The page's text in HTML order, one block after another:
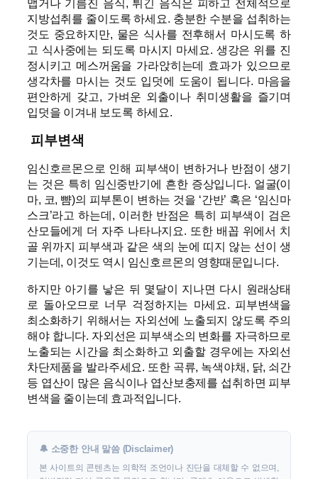
맵거나 기름진 음식, 튀긴 음식은 피하고 전체적으로
지방섭취를 줄이도록 하세요. 충분한 수분을 섭취하는
것도 중요하지만, 물은 식사를 전후해서 마시도록 하
고 식사중에는 되도록 마시지 마세요. 생강은 위를 진
정시키고 메스꺼움을 가라앉히는데 효과가 있으므로
생각차를 마시는 것도 입덧에 도움이 됩니다. 마음을
편안하게 갖고, 가벼운 외출이나 취미생활을 즐기며
입덧을 이겨내 보도록 하세요.
피부변색
임신호르몬으로 인해 피부색이 변하거나 반점이 생기
는 것은 특히 임신중반기에 흔한 증상입니다. 얼굴(이
마, 코, 뺨)의 피부톤이 변하는 것을 ‘간반’ 혹은 ‘임신마
스크’라고 하는데, 이러한 반점은 특히 피부색이 검은
산모들에게 더 자주 나타나지요. 또한 배꼽 위에서 치
골 위까지 피부색과 같은 색의 눈에 띠지 않는 선이 생
기는데, 이것도 역시 임신호르몬의 영향때문입니다.
하지만 아기를 낳은 뒤 몇달이 지나면 다시 원래상태
로 돌아오므로 너무 걱정하지는 마세요. 피부변색을
최소화하기 위해서는 자외선에 노출되지 않도록 주의
해야 합니다. 자외선은 피부색소의 변화를 자극하므로
노출되는 시간을 최소화하고 외출할 경우에는 자외선
차단제품을 발라주세요. 또한 곡류, 녹색야채, 닭, 쇠간
등 엽산이 많은 음식이나 엽산보충제를 섭취하면 피부
변색을 줄이는데 효과적입니다.
🔔 소중한 안내 말씀 (Disclaimer)
본 사이트의 콘텐츠는 의학적 조언이나 진단을 대체할 수 없으며,